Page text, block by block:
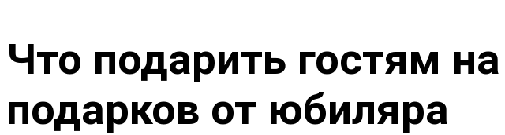
Что подарить гостям
подарков от юбиляра